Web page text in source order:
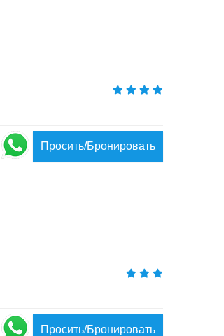
Просить/Бронировать
Просить/Бронировать